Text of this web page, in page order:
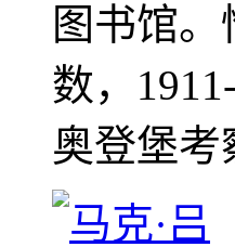
图书馆
数，
奥登堡考